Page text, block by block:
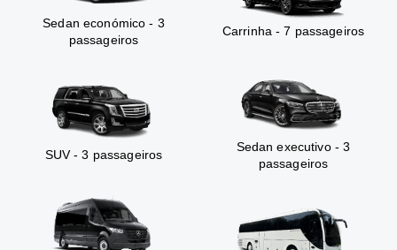
Sedan económico - 3
passageiros
Carrinha - 7 passageiros
SUV - 3 passageiros
Sedan executivo - 3
passageiros